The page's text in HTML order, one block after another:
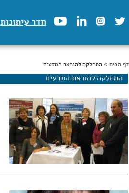
חדר עיתונות
הינך נמצא כאן
דף הבית > המחלקה להוראת המדעים
המחלקה להוראת המדעים